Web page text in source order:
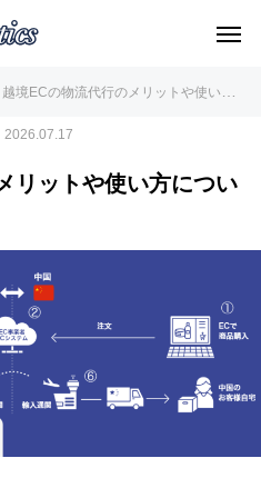
越境ECの物流代行のメリットや使い方について
2026.07.17
リットや使い方につい